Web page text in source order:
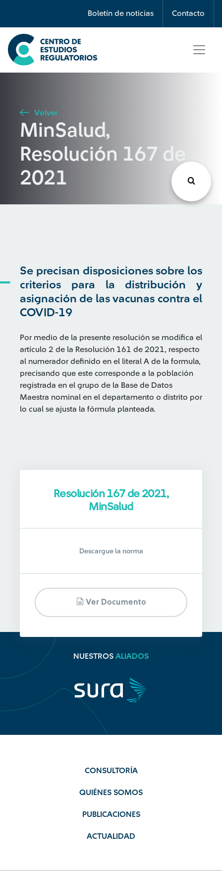
Boletín de noticias Contacto
Búsqueda
Seleccione país
Buscar
Volver
MinSalud,
Resolución 167 de
2021
Se precisan disposiciones sobre los
criterios para la distribución y
asignación de las vacunas contra el
COVID-19
Por medio de la presente resolución se modifica el
artículo 2 de la Resolución 161 de 2021, respecto
al numerador definido en el literal A de la formula,
precisando que este corresponde a la población
registrada en el grupo de la Base de Datos
Maestra nominal en el departamento o distrito por
lo cual se ajusta la fórmula planteada.
Resolución 167 de 2021,
MinSalud
Descargue la norma
Ver Documento
NUESTROS ALIADOS
CONSULTORÍA
QUIÉNES SOMOS
PUBLICACIONES
ACTUALIDAD